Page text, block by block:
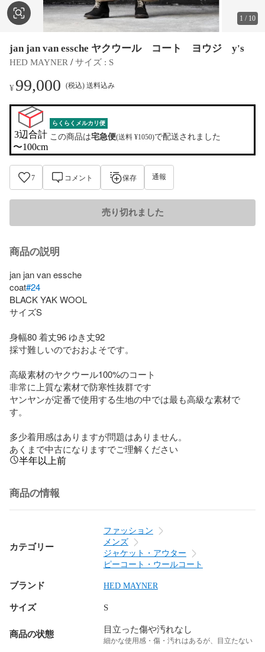
1 / 10
jan jan van essche ヤクウール コート ヨウジ y's
HED MAYNER / サイズ : S
¥99,000 (税込) 送料込み
3辺合計
〜100cm
らくらくメルカリ便
この商品は宅急便(送料 ¥1050)で配送されました
7 コメント 保存 通報
売り切れました
商品の説明
jan jan van essche
coat#24
BLACK YAK WOOL
サイズS
身幅80 着丈96 ゆき丈92
採寸難しいのでおおよそです。
高級素材のヤクウール100%のコート
非常に上質な素材で防寒性抜群です
ヤンヤンが定番で使用する生地の中では最も高級な素材で
す。
多少着用感はありますが問題はありません。
あくまで中古になりますでご理解ください
半年以上前
商品の情報
カテゴリー
ファッション
メンズ
ジャケット・アウター
ピーコート・ウールコート
ブランド HED MAYNER
サイズ S
商品の状態 目立った傷や汚れなし
細かな使用感・傷・汚れはあるが、目立たない